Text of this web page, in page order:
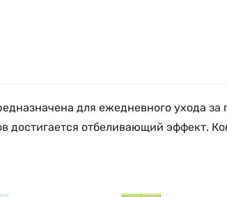
для ежедневного ухода
достигается отбеливающий эффект.